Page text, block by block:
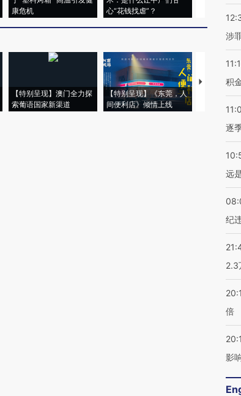
康危机
心“花钱找虐”？
【特别呈现】澳门全力探
索葡语国家新渠道
【特别呈现】《东莞，人
间便利店》倾情上线
【推广】走
会，让数
涉
积
逐
远
纪
2.3
倍
影